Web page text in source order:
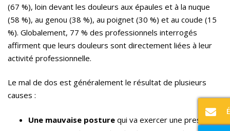
(67 %), loin devant les douleurs aux épaules et à la nuque
(58 %), au genou (38 %), au poignet (30 %) et au coude (15
%). Globalement, 77 % des professionnels interrogés
affirment que leurs douleurs sont directement liées à leur
activité professionnelle.
Le mal de dos est généralement le résultat de plusieurs
causes :
Une mauvaise posture qui va exercer une pression